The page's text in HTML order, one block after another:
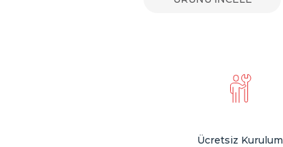
Ücretsiz Kurulum